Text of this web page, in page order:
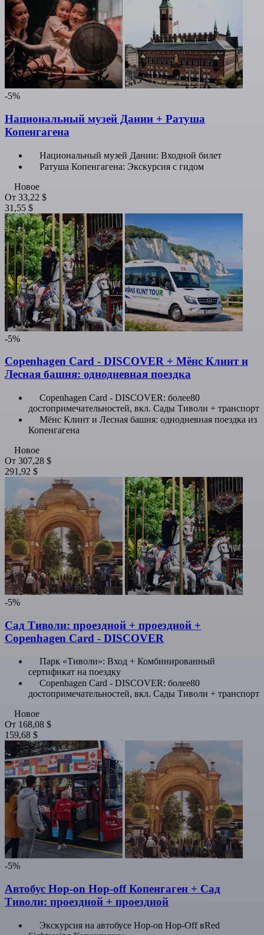
-5%
Национальный музей Дании + Ратуша
Копенгагена
Национальный музей Дании: Входной билет
Ратуша Копенгагена: Экскурсия с гидом
Новое
От 33,22 $
31,55 $
-5%
Copenhagen Card - DISCOVER + Мёнс Клинт и
Лесная башня: однодневная поездка
Copenhagen Card - DISCOVER: более80
достопримечательностей, вкл. Сады Тиволи + транспорт
Мёнс Клинт и Лесная башня: однодневная поездка из
Копенгагена
Новое
От 307,28 $
291,92 $
-5%
Сад Тиволи: проездной + проездной +
Copenhagen Card - DISCOVER
Парк «Тиволи»: Вход + Комбинированный
сертификат на поездку
Copenhagen Card - DISCOVER: более80
достопримечательностей, вкл. Сады Тиволи + транспорт
Новое
От 168,08 $
159,68 $
-5%
Автобус Hop-on Hop-off Копенгаген + Сад
Тиволи: проездной + проездной
Экскурсия на автобусе Hop-on Hop-Off вRed